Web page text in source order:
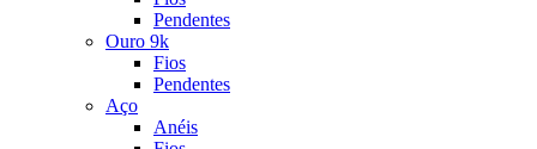
Pendentes
Ouro 9k
Fios
Pendentes
Aço
Anéis